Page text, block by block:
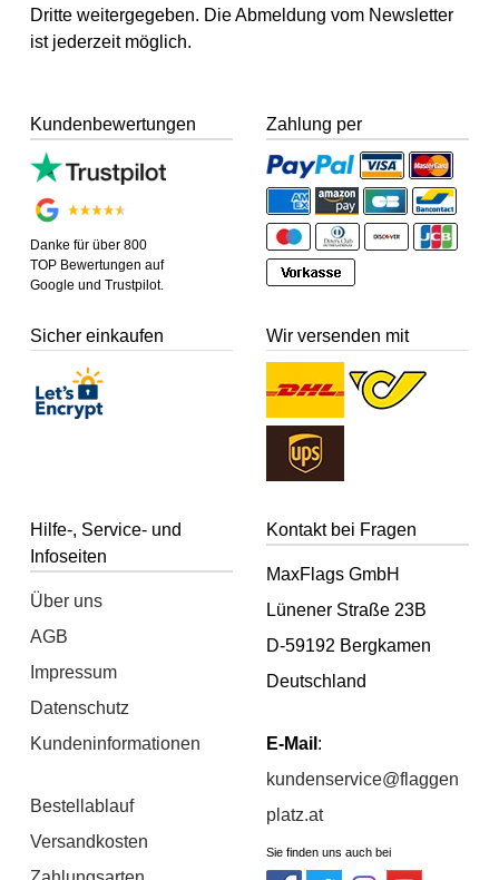
Dritte weitergegeben. Die Abmeldung vom Newsletter
ist jederzeit möglich.
Kundenbewertungen
Danke für über 800
TOP Bewertungen auf
Google und Trustpilot.
Zahlung per
Sicher einkaufen Wir versenden mit
Hilfe-, Service- und
Infoseiten
Über uns
AGB
Impressum
Datenschutz
Kundeninformationen
Bestellablauf
Versandkosten
Kontakt bei Fragen
MaxFlags GmbH
Lünener Straße 23B
D-59192 Bergkamen
Deutschland
E-Mail :
kundenservice@flaggen
platz.at
Sie finden uns auch bei